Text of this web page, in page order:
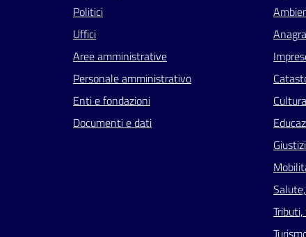
Politici
Uffici
Aree amministrative
Personale amministrativo
Enti e fondazioni
Documenti e dati